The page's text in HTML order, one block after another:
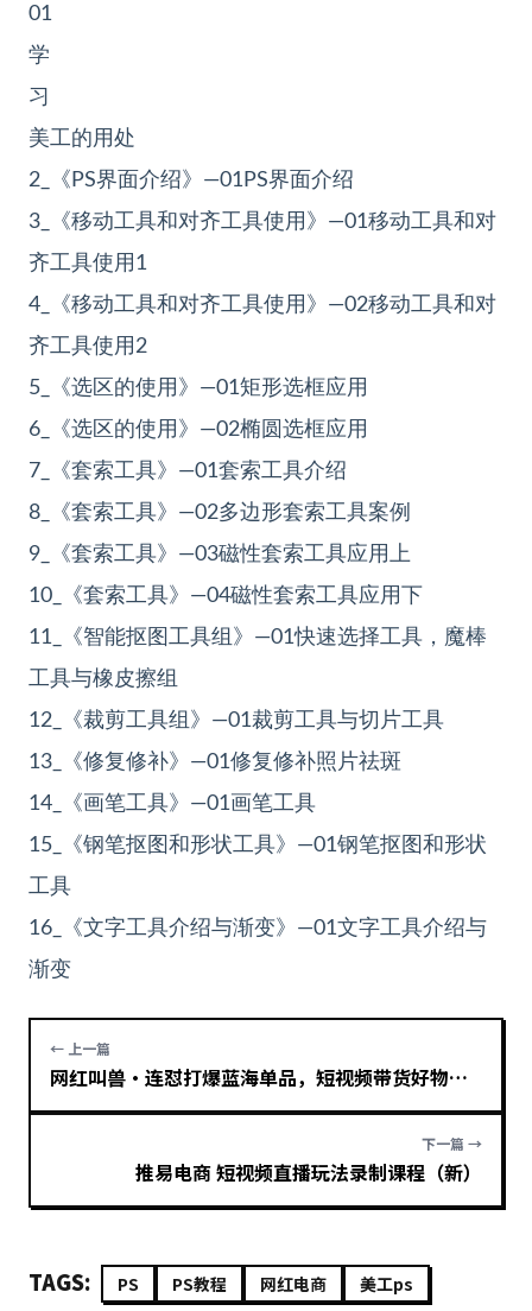
01
学
习
美工的用处
2_《 PS界面介绍》—01PS界面介绍
3_《移动工具和对齐工具使用》—01移动工具和对
齐工具使用1
4_《移动工具和对齐工具使用》—02移动工具和对
齐工具使用2
5_《选区的使用》—01矩形选框应用
6_《选区的使用》—02椭圆选框应用
7_《套索工具》—01套索工具介绍
8_《套索工具》—02多边形套索工具案例
9_《套索工具》—03磁性套索工具应用上
10_《套索工具》—04磁性套索工具应用下
11_《智能抠图工具组》—01快速选择工具，魔棒
工具与橡皮擦组
12_《裁剪工具组》—01裁剪工具与切片工具
13_《修复修补》—01修复修补照片祛斑
14_《画笔工具》—01画笔工具
15_《钢笔抠图和形状工具》—01钢笔抠图和形状
工具
16_《文字工具介绍与渐变》—01文字工具介绍与
渐变
← 上一篇
网红叫兽·连怼打爆蓝海单品，短视频带货好物分享实战课
下一篇 →
推易电商 短视频直播玩法录制课程（新）
TAGS: PS PS教程 网红电商 美工ps